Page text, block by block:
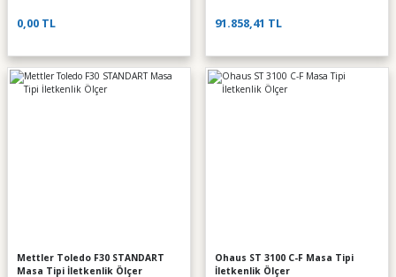
0,00 TL 91.858,41 TL
Mettler Toledo F30 STANDART
Masa Tipi İletkenlik Ölçer
Ohaus ST 3100 C-F Masa Tipi
İletkenlik Ölçer